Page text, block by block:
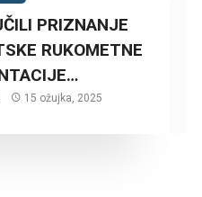
PRIZNANJE
RUKOMETNE
15 ožujka, 2025